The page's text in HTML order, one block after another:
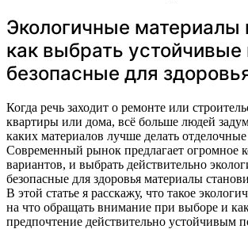
Экологичные материалы
как выбрать устойчивые
безопасные для
Когда речь заходит о ремонте или
квартиры или дома, всё больше людей
каких материалов лучше делать
Современный рынок предлагает огромное
вариантов, и выбрать действительно
безопасные для здоровья материалы
В этой статье я расскажу, что такое
на что обращать внимание при выборе и
предпочтение действительно устойчивым